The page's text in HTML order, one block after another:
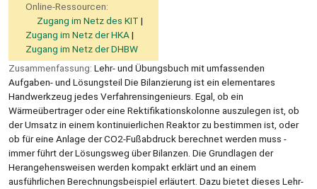
Online-Ressourcen:
Zugang im Netz des KIT
Zugang im Netz der HKA
Zugang im Netz der DHBW
Zusammenfassung: Lehr- und Übungsbuch mit umfassenden
Aufgaben- und Lösungsteil Die Bilanzierung ist ein elementares
Handwerkzeug jedes Verfahrensingenieurs. Egal, ob ein
Wärmeübertrager oder eine Rektifikationskolonne auszulegen ist, ob
der Umsatz in einem kontinuierlichen Reaktor zu bestimmen ist, oder
ob für eine Anlage der CO2-Fußabdruck berechnet werden muss -
immer führt der Lösungsweg über Bilanzen. Die Grundlagen der
Herangehensweisen werden kompakt erklärt und an einem
ausführlichen Berechnungsbeispiel erläutert. Dazu bietet dieses Lehr-